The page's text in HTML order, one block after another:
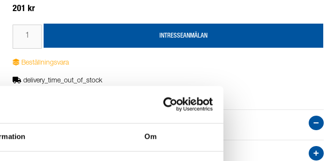
Om
201 kr
INTRESSEANMÄLAN
Beställningsvara
delivery_time_out_of_stock